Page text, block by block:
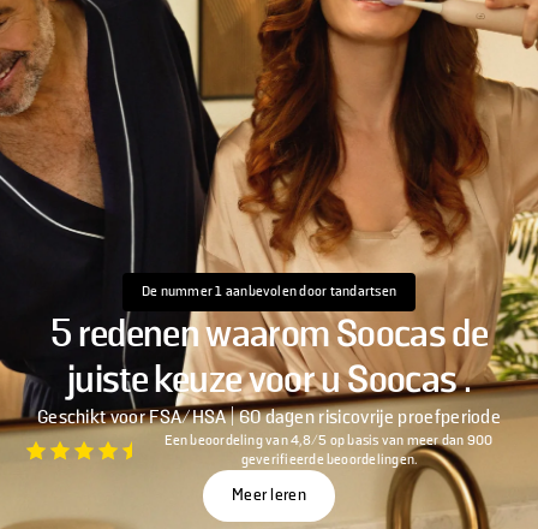
De nummer 1 aanbevolen door tandartsen
5 redenen waarom Soocas de
juiste keuze voor u Soocas .
Geschikt voor FSA/HSA | 60 dagen risicovrije proefperiode
Een beoordeling van 4,8/5 op basis van meer dan 900
geverifieerde beoordelingen.
Meer leren